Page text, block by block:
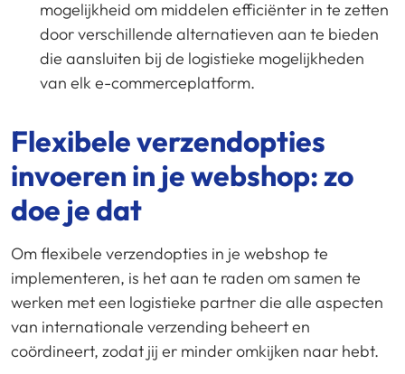
mogelijkheid om middelen efficiënter in te zetten
door verschillende alternatieven aan te bieden
die aansluiten bij de logistieke mogelijkheden
van elk e-commerceplatform.
Flexibele verzendopties
invoeren in je webshop: zo
doe je dat
Om flexibele verzendopties in je webshop te
implementeren, is het aan te raden om samen te
werken met een logistieke partner die alle aspecten
van internationale verzending beheert en
coördineert, zodat jij er minder omkijken naar hebt.